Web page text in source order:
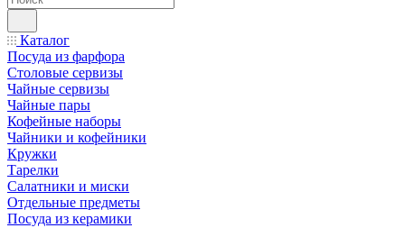
Каталог
Посуда из фарфора
Столовые сервизы
Чайные сервизы
Чайные пары
Кофейные наборы
Чайники и кофейники
Кружки
Тарелки
Салатники и миски
Отдельные предметы
Посуда из керамики